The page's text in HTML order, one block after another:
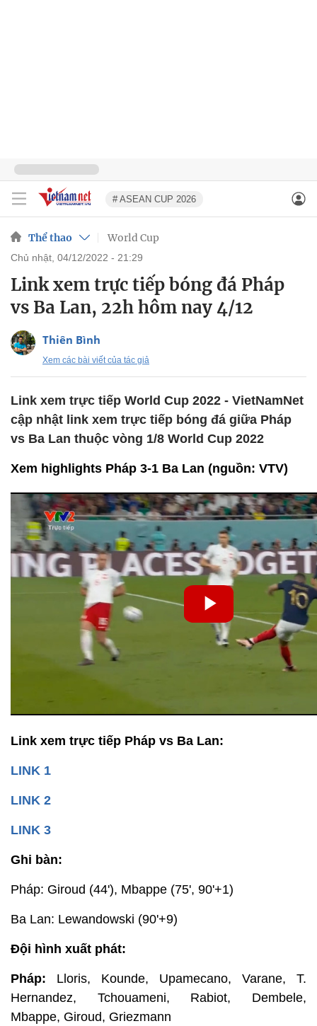
# ASEAN CUP 2026
Thể thao World Cup
chủ nhật, 04/12/2022 - 21:29
Link xem trực tiếp bóng đá Pháp
vs Ba Lan, 22h hôm nay 4/12
Thiên Bình
Xem các bài viết của tác giả
Link xem trực tiếp World Cup 2022 - VietNamNet
cập nhật link xem trực tiếp bóng đá giữa Pháp
vs Ba Lan thuộc vòng 1/8 World Cup 2022
Xem highlights Pháp 3-1 Ba Lan (nguồn: VTV)
Link xem trực tiếp Pháp vs Ba Lan:
LINK 1
LINK 2
LINK 3
Ghi bàn:
Pháp: Giroud (44'), Mbappe (75', 90'+1)
Ba Lan: Lewandowski (90'+9)
Đội hình xuất phát:
Pháp:
Lloris, Kounde, Upamecano, Varane, T.
Hernandez, Tchouameni, Rabiot, Dembele,
Mbappe, Giroud, Griezmann